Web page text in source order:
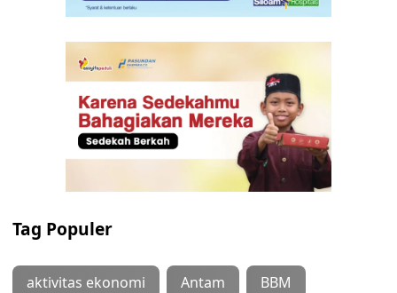
Tag Populer
aktivitas ekonomi Antam BBM